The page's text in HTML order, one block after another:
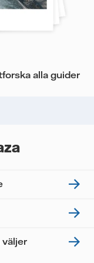
alla guider
väljer